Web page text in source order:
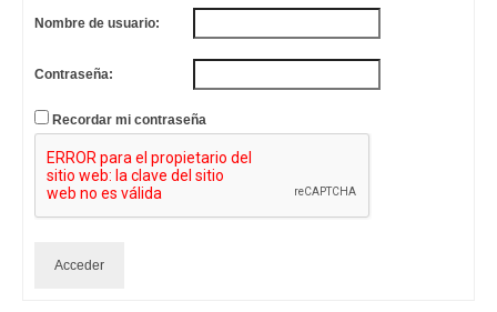
Nombre de usuario:
Contraseña:
Recordar mi contraseña
Acceder